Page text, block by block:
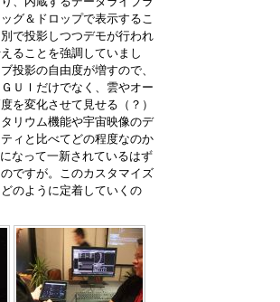
グ＆ドロップで表示するこ
で投影しつつデモが行われ
ることを強調していまし
投影の自由度が増すので、
ＵＩだけでなく、雲やオー
を変化させて見せる（？）
リウム機能や宇宙映像のデ
ィと比べてどの程度なのか
なって一新されているはず
ですが。このカスタマイズ
のように定着していくの